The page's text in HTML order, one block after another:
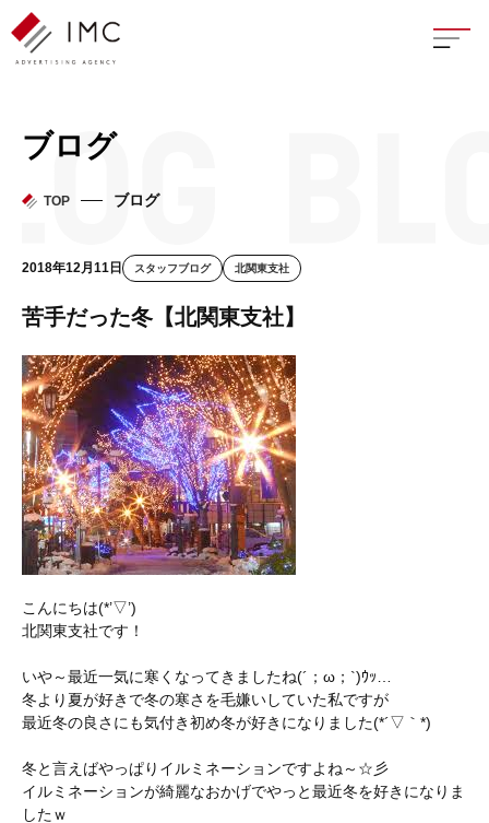
座談
ブログ
TOP ブログ
2018年12月11日 スタッフブログ 北関東支社
苦手だった冬【北関東支社】
こんにちは(*’▽’)
北関東支社です！
いや～最近一気に寒くなってきましたね(´；ω；`)ｳｯ…
冬より夏が好きで冬の寒さを毛嫌いしていた私ですが
最近冬の良さにも気付き初め冬が好きになりました(*´▽｀*)
冬と言えばやっぱりイルミネーションですよね～☆彡
イルミネーションが綺麗なおかげでやっと最近冬を好きになりま
したｗ